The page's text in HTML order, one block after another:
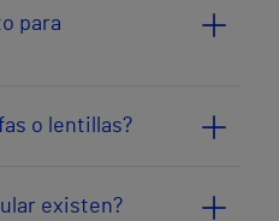
para
o lentillas?
existen?